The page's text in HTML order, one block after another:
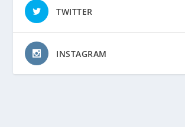
TWITTER
INSTAGRAM